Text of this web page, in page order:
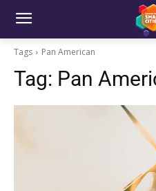
Tags Pan American
Tag: Pan